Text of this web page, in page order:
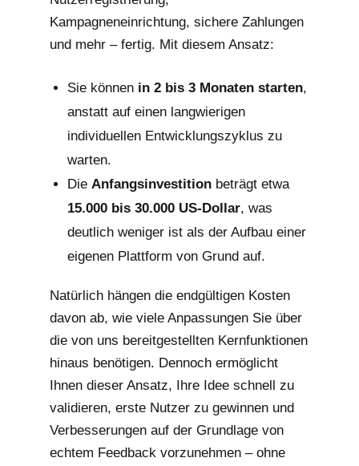
Kampagneneinrichtung, sichere Zahlungen
und mehr – fertig. Mit diesem Ansatz:
Sie können in 2 bis 3 Monaten starten,
anstatt auf einen langwierigen
individuellen Entwicklungszyklus zu
warten.
Die Anfangsinvestitionbeträgt etwa
15.000 bis 30.000 US-Dollar, was
deutlich weniger ist als der Aufbau einer
eigenen Plattform von Grund auf.
Natürlich hängen die endgültigen Kosten
davon ab, wie viele Anpassungen Sie über
die von uns bereitgestellten Kernfunktionen
hinaus benötigen. Dennoch ermöglicht
Ihnen dieser Ansatz, Ihre Idee schnell zu
validieren, erste Nutzer zu gewinnen und
Verbesserungen auf der Grundlage von
echtem Feedback vorzunehmen – ohne